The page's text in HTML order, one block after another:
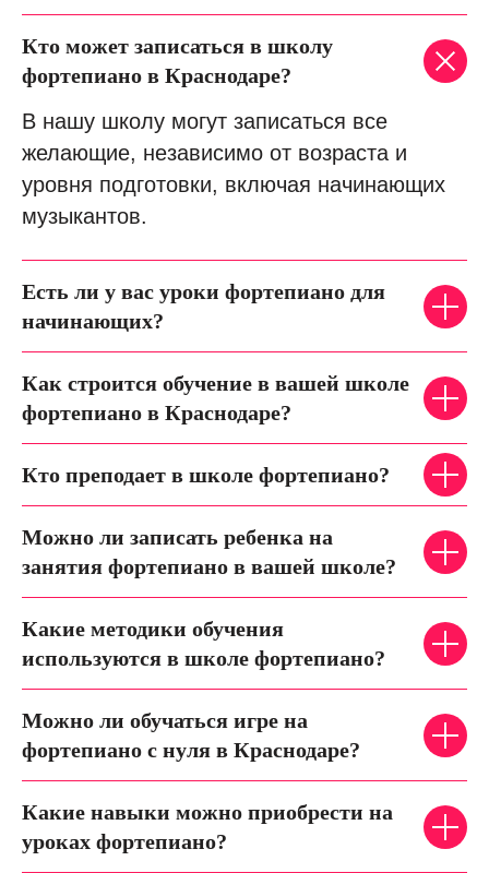
Кто может записаться в школу
фортепиано в Краснодаре?
В нашу школу могут записаться все
желающие, независимо от возраста и
уровня подготовки, включая начинающих
музыкантов.
Есть ли у вас уроки фортепиано для
начинающих?
Как строится обучение в вашей школе
фортепиано в Краснодаре?
Кто преподает в школе фортепиано?
Можно ли записать ребенка на
занятия фортепиано в вашей школе?
Какие методики обучения
используются в школе фортепиано?
Можно ли обучаться игре на
фортепиано с нуля в Краснодаре?
Какие навыки можно приобрести на
уроках фортепиано?